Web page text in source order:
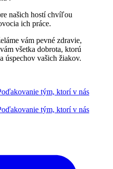
našich hostí chvíľou
ich práce.
vám pevné zdravie,
všetka dobrota, ktorú
úspechov vašich žiakov.